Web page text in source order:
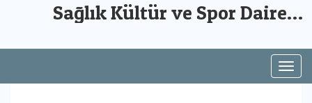
Sağlık Kültür ve Spor Daire